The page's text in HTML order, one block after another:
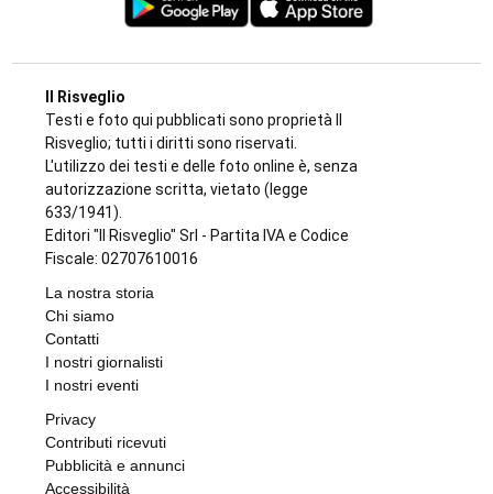
Il Risveglio
Testi e foto qui pubblicati sono proprietà Il
Risveglio; tutti i diritti sono riservati.
L'utilizzo dei testi e delle foto online è, senza
autorizzazione scritta, vietato (legge
633/1941).
Editori "Il Risveglio" Srl - Partita IVA e Codice
Fiscale: 02707610016
La nostra storia
Chi siamo
Contatti
I nostri giornalisti
I nostri eventi
Privacy
Contributi ricevuti
Pubblicità e annunci
Accessibilità